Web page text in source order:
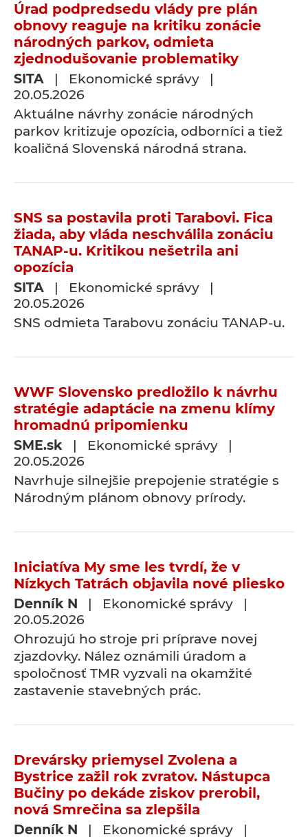
Úrad podpredsedu vlády pre plán
obnovy reaguje na kritiku zonácie
národných parkov, odmieta
zjednodušovanie problematiky
SITA | Ekonomické správy |
20.05.2026
Aktuálne návrhy zonácie národných
parkov kritizuje opozícia, odborníci a tiež
koaličná Slovenská národná strana.
SNS sa postavila proti Tarabovi. Fica
žiada, aby vláda neschválila zonáciu
TANAP-u. Kritikou nešetrila ani
opozícia
SITA | Ekonomické správy |
20.05.2026
SNS odmieta Tarabovu zonáciu TANAP-u.
WWF Slovensko predložilo k návrhu
stratégie adaptácie na zmenu klímy
hromadnú pripomienku
SME.sk | Ekonomické správy |
20.05.2026
Navrhuje silnejšie prepojenie stratégie s
Národným plánom obnovy prírody.
Iniciatíva My sme les tvrdí, že v
Nízkych Tatrách objavila nové pliesko
Denník N | Ekonomické správy |
20.05.2026
Ohrozujú ho stroje pri príprave novej
zjazdovky. Nález oznámili úradom a
spoločnosť TMR vyzvali na okamžité
zastavenie stavebných prác.
Drevársky priemysel Zvolena a
Bystrice zažil rok zvratov. Nástupca
Bučiny po dekáde ziskov prerobil,
nová Smrečina sa zlepšila
Denník N | Ekonomické správy |